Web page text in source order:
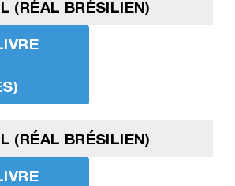
(RÉAL BRÉSILIEN)
(RÉAL BRÉSILIEN)